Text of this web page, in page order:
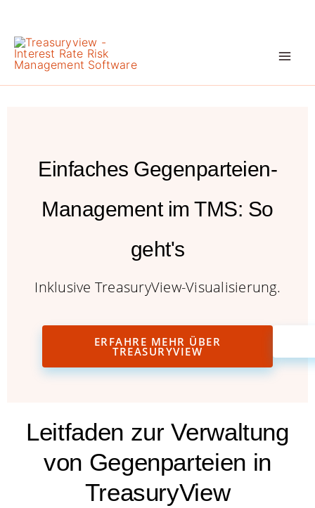
springen
Einfaches Gegenparteien-
Management im TMS: So
geht's
Inklusive TreasuryView-Visualisierung.
ERFAHRE MEHR ÜBER
TREASURYVIEW
Leitfaden zur Verwaltung
von Gegenparteien in
TreasuryView